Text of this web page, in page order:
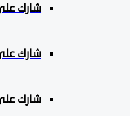
شارك على
شارك على
شارك على